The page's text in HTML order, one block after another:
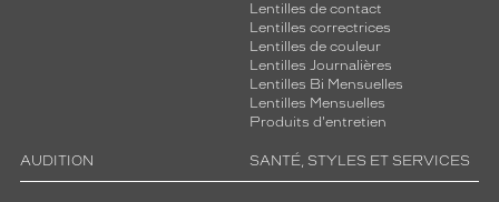
Lentilles de contact
Lentilles correctrices
Lentilles de couleur
Lentilles Journalières
Lentilles Bi Mensuelles
Lentilles Mensuelles
Produits d'entretien
AUDITION SANTÉ, STYLES ET SERVICES